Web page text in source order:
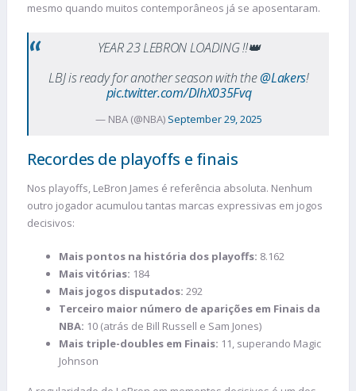
mesmo quando muitos contemporâneos já se aposentaram.
YEAR 23 LEBRON LOADING ‼️👑
LBJ is ready for another season with the@Lakers!
pic.twitter.com/DlhX035Fvq
— NBA (@NBA) September 29, 2025
Recordes de playoffs e finais
Nos playoffs, LeBron James é referência absoluta. Nenhum
outro jogador acumulou tantas marcas expressivas em jogos
decisivos:
Mais pontos na história dos playoffs: 8.162
Mais vitórias: 184
Mais jogos disputados: 292
Terceiro maior número de aparições em Finais da
NBA: 10 (atrás de Bill Russell e Sam Jones)
Mais triple-doubles em Finais: 11, superando Magic
Johnson